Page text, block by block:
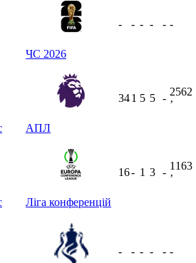
ЧС 2026
- - - - - -
АПЛ
341 5 5 -
2562
ʼ
Ліга конференцій
16- 1 3 -
1163
ʼ
- - - - - -